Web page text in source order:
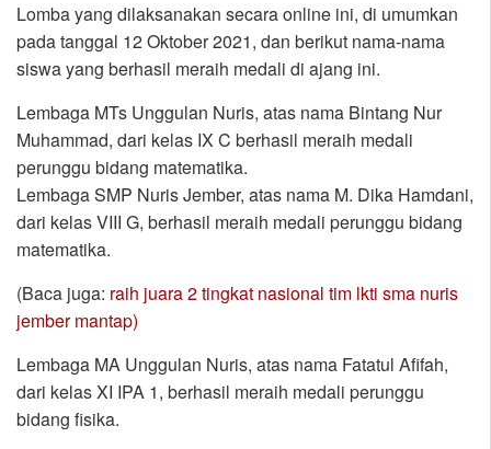
Lomba yang dilaksanakan secara online ini, di umumkan
pada tanggal 12 Oktober 2021, dan berikut nama-nama
siswa yang berhasil meraih medali di ajang ini.
Lembaga MTs Unggulan Nuris, atas nama Bintang Nur
Muhammad, dari kelas IX C berhasil meraih medali
perunggu bidang matematika.
Lembaga SMP Nuris Jember, atas nama M. Dika Hamdani,
dari kelas VIII G, berhasil meraih medali perunggu bidang
matematika.
(Baca juga: raih juara 2 tingkat nasional tim lkti sma nuris
jember mantap)
Lembaga MA Unggulan Nuris, atas nama Fatatul Afifah,
dari kelas XI IPA 1, berhasil meraih medali perunggu
bidang fisika.